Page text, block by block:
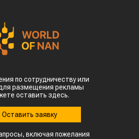
по сотрудничеству или
размещения рекламы
оставить здесь.
Оставить заявку
включая пожелания